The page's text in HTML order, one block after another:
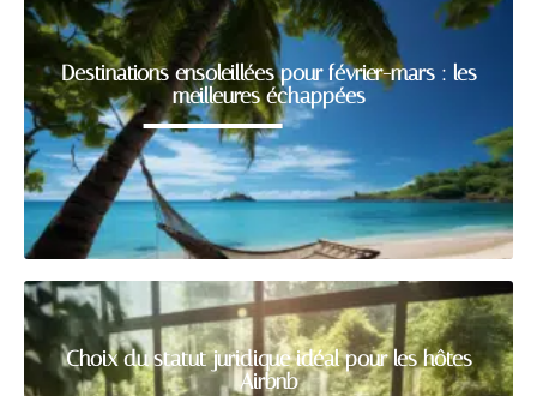
Destinations ensoleillées pour février-mars : les
meilleures échappées
Choix du statut juridique idéal pour les hôtes
Airbnb